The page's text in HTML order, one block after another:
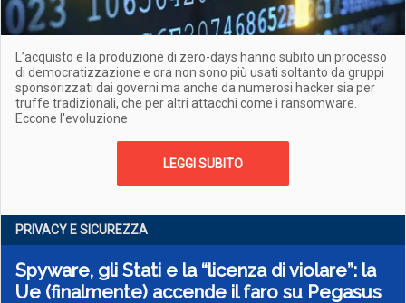
L’acquisto e la produzione di zero-days hanno subito un processo
di democratizzazione e ora non sono più usati soltanto da gruppi
sponsorizzati dai governi ma anche da numerosi hacker sia per
truffe tradizionali, che per altri attacchi come i ransomware.
Eccone l'evoluzione
LEGGI SUBITO
PRIVACY E SICUREZZA
Spyware, gli Stati e la “licenza di violare”: la
Ue (finalmente) accende il faro su Pegasus